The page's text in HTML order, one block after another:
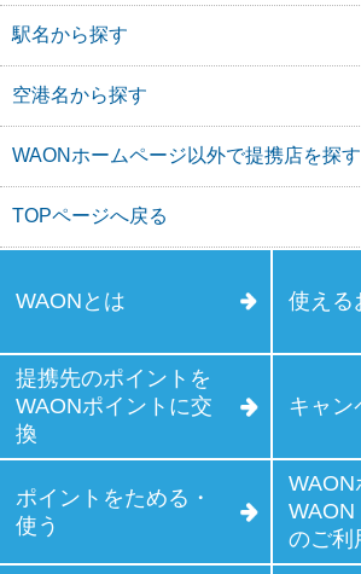
駅名から探す
空港名から探す
WAONホームページ以外で提携店を探す
TOPページへ戻る